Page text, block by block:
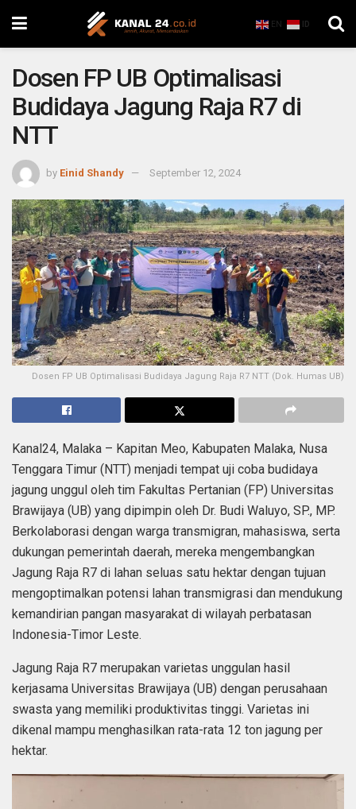
EN ID
Dosen FP UB Optimalisasi
Budidaya Jagung Raja R7 di
NTT
by Einid Shandy September 12, 2024
Dosen FP UB Optimalisasi Budidaya Jagung Raja R7 NTT (Dok. Humas UB)
Kanal24, Malaka – Kapitan Meo, Kabupaten Malaka, Nusa
Tenggara Timur (NTT) menjadi tempat uji coba budidaya
jagung unggul oleh tim Fakultas Pertanian (FP) Universitas
Brawijaya (UB) yang dipimpin oleh Dr. Budi Waluyo, SP., MP.
Berkolaborasi dengan warga transmigran, mahasiswa, serta
dukungan pemerintah daerah, mereka mengembangkan
Jagung Raja R7 di lahan seluas satu hektar dengan tujuan
mengoptimalkan potensi lahan transmigrasi dan mendukung
kemandirian pangan masyarakat di wilayah perbatasan
Indonesia-Timor Leste.
Jagung Raja R7 merupakan varietas unggulan hasil
kerjasama Universitas Brawijaya (UB) dengan perusahaan
swasta yang memiliki produktivitas tinggi. Varietas ini
dikenal mampu menghasilkan rata-rata 12 ton jagung per
hektar.